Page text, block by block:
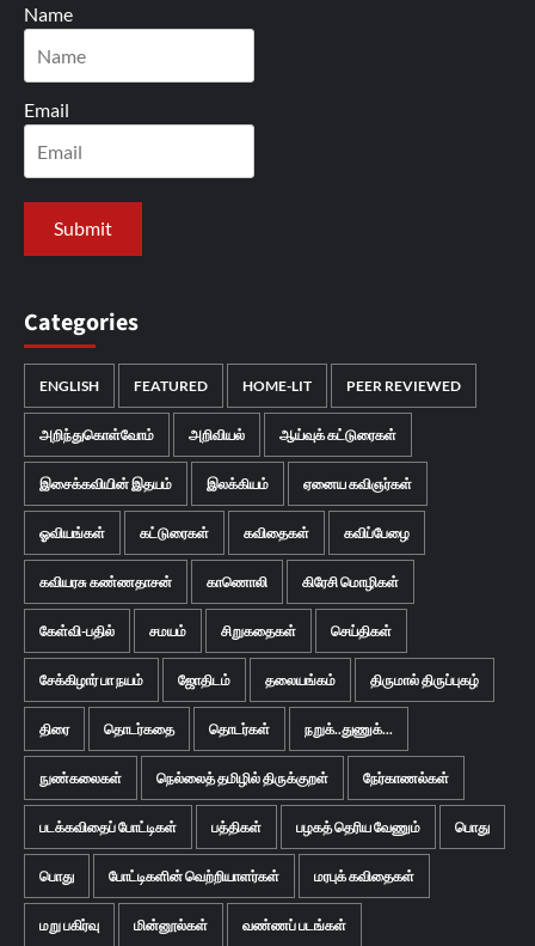
Name
Email
Categories
ENGLISH FEATURED HOME-LIT PEER REVIEWED
அறிந்துகொள்வோம் அறிவியல் ஆய்வுக் கட்டுரைகள்
இசைக்கவியின் இதயம் இலக்கியம் ஏனைய கவிஞர்கள்
ஓவியங்கள் கட்டுரைகள் கவிதைகள் கவிப்பேழை
கவியரசு கண்ணதாசன் காணொலி கிரேசி மொழிகள்
கேள்வி-பதில் சமயம் சிறுகதைகள் செய்திகள்
சேக்கிழார் பா நயம் ஜோதிடம் தலையங்கம் திருமால் திருப்புகழ்
திரை தொடர்கதை தொடர்கள் நறுக்..துணுக்...
நுண்கலைகள் நெல்லைத் தமிழில் திருக்குறள் நேர்காணல்கள்
படக்கவிதைப் போட்டிகள் பத்திகள் பழகத் தெரிய வேணும் பொது
பொது போட்டிகளின் வெற்றியாளர்கள் மரபுக் கவிதைகள்
மறு பகிர்வு மின்னூல்கள் வண்ணப் படங்கள்